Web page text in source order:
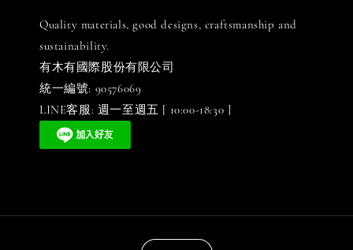
Quality materials, good designs, craftsmanship and
sustainability.
有木有國際股份有限公司
統一編號: 90576069
LINE客服: 週一至週五 [ 10:00-18:30 ]